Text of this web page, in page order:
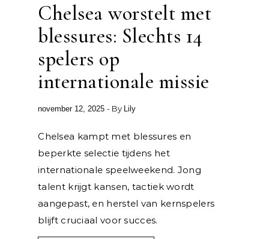
Chelsea worstelt met
blessures: Slechts 14
spelers op
internationale missie
november 12, 2025 - By Lily
Chelsea kampt met blessures en
beperkte selectie tijdens het
internationale speelweekend. Jong
talent krijgt kansen, tactiek wordt
aangepast, en herstel van kernspelers
blijft cruciaal voor succes.